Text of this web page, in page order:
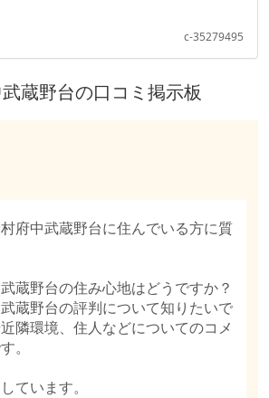
c-35279495
蔵野台の口コミ掲示板
府中武蔵野台に住んでいる方に質
蔵野台の住み心地はどうですか？
蔵野台の評判について知りたいで
隣環境、住人などについてのコメ
。
ています。